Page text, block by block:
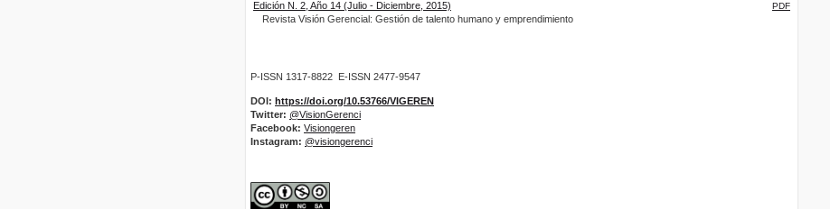
Edición N. 2, Año 14 (Julio - Diciembre, 2015)
Revista Visión Gerencial: Gestión de talento humano y emprendimiento
PDF
P-ISSN 1317-8822 E-ISSN 2477-9547
DOI: https://doi.org/10.53766/VIGEREN
Twitter: @VisionGerenci
Facebook: Visiongeren
Instagram: @visiongerenci